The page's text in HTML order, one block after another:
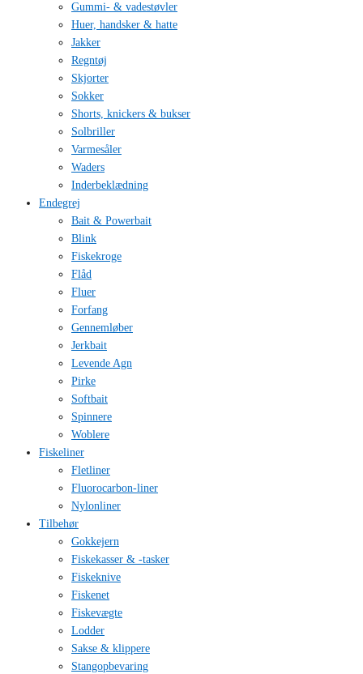
Gummi- & vadestøvler
Huer, handsker & hatte
Jakker
Regntøj
Skjorter
Sokker
Shorts, knickers & bukser
Solbriller
Varmesåler
Waders
Inderbeklædning
Endegrej
Bait & Powerbait
Blink
Fiskekroge
Flåd
Fluer
Forfang
Gennemløber
Jerkbait
Levende Agn
Pirke
Softbait
Spinnere
Woblere
Fiskeliner
Fletliner
Fluorocarbon-liner
Nylonliner
Tilbehør
Gokkejern
Fiskekasser & -tasker
Fiskeknive
Fiskenet
Fiskevægte
Lodder
Sakse & klippere
Stangopbevaring